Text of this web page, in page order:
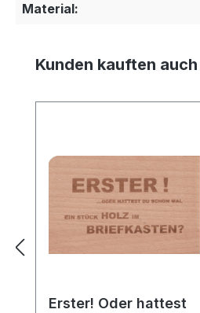
Material:
Produktgalerie überspringen
Kunden kauften auch
Erster! Oder hattest